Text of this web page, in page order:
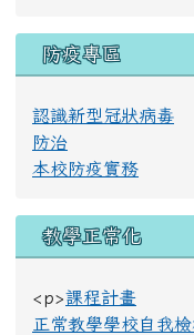
防疫專區
認識新型冠狀病毒
防治
本校防疫實務
教學正常化
<p>課程計畫
正常教學學校自我